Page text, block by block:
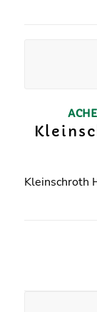
Kleinschroth